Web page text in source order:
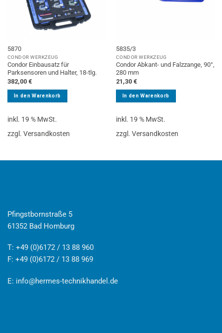
5870
CONDOR WERKZEUG
Condor Einbausatz für
Parksensoren und Halter, 18-tlg.
382,00 €
In den Warenkorb
inkl. 19 % MwSt.
zzgl. Versandkosten
5835/3
CONDOR WERKZEUG
Condor Abkant- und Falzzange, 90°,
280 mm
21,30 €
In den Warenkorb
inkl. 19 % MwSt.
zzgl. Versandkosten
Pfingstbornstraße 5
61352 Bad Homburg
T: +49 (0)6172 / 13 88 960
F: +49 (0)6172 / 13 88 969
E: info@hermes-technikhandel.de